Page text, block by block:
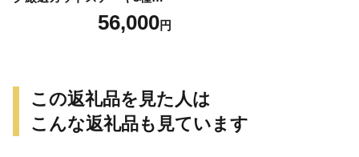
00g】【DG03W】（国産牛
和牛 ブランド牛 ブランド
和牛 近江牛）
56,000円
この返礼品を見た人は
こんな返礼品も見ています